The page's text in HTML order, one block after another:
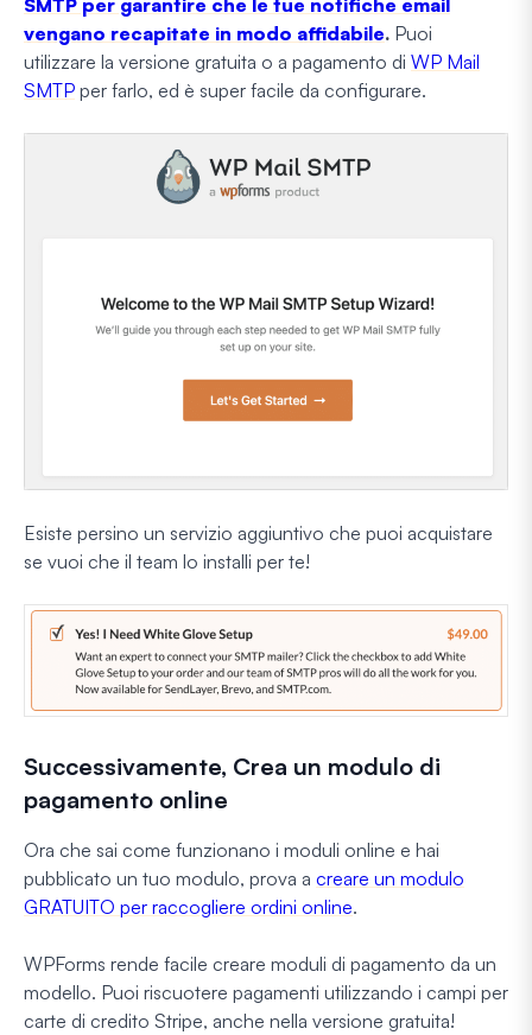
vengano recapitate in modo affidabile. Puoi
utilizzare la versione gratuita o a pagamento di WP Mail
SMTP per farlo, ed è super facile da configurare.
Esiste persino un servizio aggiuntivo che puoi acquistare
se vuoi che il team lo installi per te!
Successivamente, Crea un modulo di
pagamento online
Ora che sai come funzionano i moduli online e hai
pubblicato un tuo modulo, prova a creare un modulo
GRATUITO per raccogliere ordini online.
WPForms rende facile creare moduli di pagamento da un
modello. Puoi riscuotere pagamenti utilizzando i campi per
carte di credito Stripe, anche nella versione gratuita!